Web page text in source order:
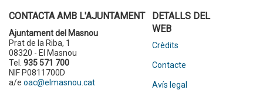
CONTACTA AMB L'AJUNTAMENT
Ajuntament del Masnou
Prat de la Riba, 1
08320 - El Masnou
Tel. 935 571 700
NIF P0811700D
a/e oac@elmasnou.cat
DETALLS DEL
WEB
Crèdits
Contacte
Avís legal